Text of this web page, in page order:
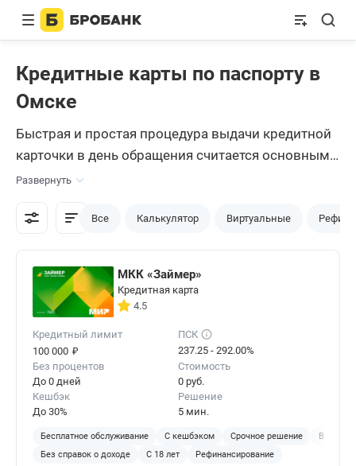
Кредитные карты по паспорту в
Омске
Быстрая и простая процедура выдачи кредитной
карточки в день обращения считается основным
преимуществом этого финансового продукта. Нет
необходимости собирать большое количество
документов, ждать принятия решения несколько
стандартной карточки. Доступна сумма лимита,
долг нужно погасить в течение грейс периода.
Предложений в Омске много, подбор удобнее
всего проводить онлайн, например, Бробанк. Наш
сервис доступен круглосуточно, без регистрации
и указания персональных данных. Найдите свой
город и укажите максимальное количество
критериев выбора. Результаты выдачи
просчитайте и сравните условия.
Развернуть
Все Калькулятор Виртуальные
МКК «Займер»
Кредитная карта
4.5
Кредитный лимит
100 000 ₽
ПСК
237.25 - 292.00%
Без процентов
До 0 дней
Стоимость
0 руб.
Кешбэк
До 30%
Решение
5 мин.
Бесплатное обслуживание С кешбэком Срочное решение
Без справок о доходе
С 18 лет Рефинансирование